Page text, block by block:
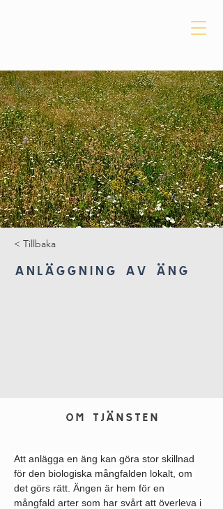
< Tillbaka
ANLÄGGNING AV ÄNG
OM TJÄNSTEN
Att anlägga en äng kan göra stor skillnad
för den biologiska mångfalden lokalt, om
det görs rätt. Ängen är hem för en
mångfald arter som har svårt att överleva i